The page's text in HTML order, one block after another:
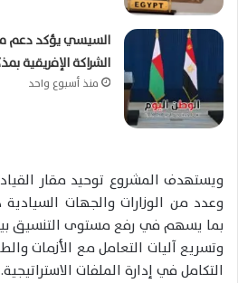
السيسي يؤكد دعم
الشراكة الإفريقية
منذ أسبوع واحد
ويستهدف المشروع توحيد مقار
وعدد من الوزارات والجهات
بما يسهم في رفع مستوى التنسيق
وتسريع آليات التعامل مع الأزمات
التكامل في إدارة الملفات الاستراتيجية.